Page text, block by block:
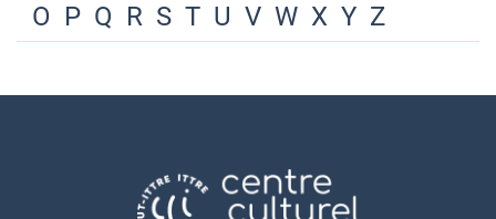
O P Q R S T U V W X Y Z